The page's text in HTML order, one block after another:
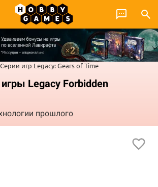
Серии игр Legacy: Gears of Time
Legacy Forbidden
прошлого